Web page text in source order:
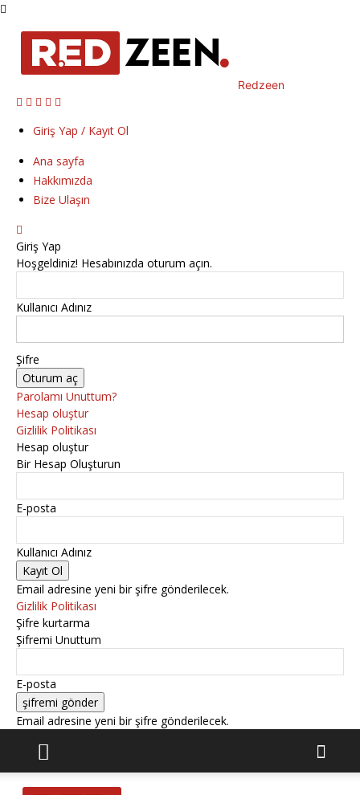
Redzeen
Giriş Yap / Kayıt Ol
Ana sayfa
Hakkımızda
Bize Ulaşın
Giriş Yap
Hoşgeldiniz! Hesabınızda oturum açın.
Kullanıcı Adınız
Şifre
Parolamı Unuttum?
Hesap oluştur
Gizlilik Politikası
Hesap oluştur
Bir Hesap Oluşturun
E-posta
Kullanıcı Adınız
Email adresine yeni bir şifre gönderilecek.
Gizlilik Politikası
Şifre kurtarma
Şifremi Unuttum
E-posta
Email adresine yeni bir şifre gönderilecek.